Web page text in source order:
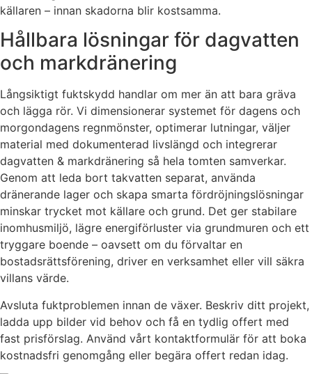
källaren – innan skadorna blir kostsamma.
Hållbara lösningar för dagvatten
och markdränering
Långsiktigt fuktskydd handlar om mer än att bara gräva
och lägga rör. Vi dimensionerar systemet för dagens och
morgondagens regnmönster, optimerar lutningar, väljer
material med dokumenterad livslängd och integrerar
dagvatten & markdränering så hela tomten samverkar.
Genom att leda bort takvatten separat, använda
dränerande lager och skapa smarta fördröjningslösningar
minskar trycket mot källare och grund. Det ger stabilare
inomhusmiljö, lägre energiförluster via grundmuren och ett
tryggare boende – oavsett om du förvaltar en
bostadsrättsförening, driver en verksamhet eller vill säkra
villans värde.
Avsluta fuktproblemen innan de växer. Beskriv ditt projekt,
ladda upp bilder vid behov och få en tydlig offert med
fast prisförslag. Använd vårt kontaktformulär för att boka
kostnadsfri genomgång eller begära offert redan idag.